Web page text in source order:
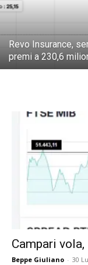
Revo Insurance,
premi a 230,6
Campari
Beppe Giuliano - 30